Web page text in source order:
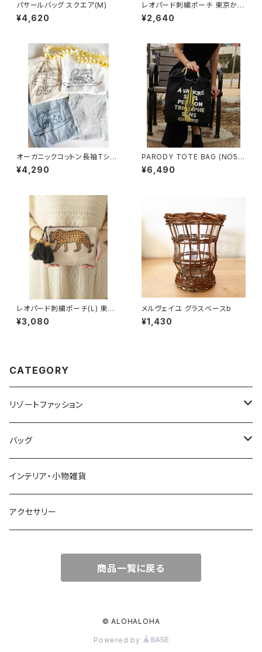
パサールバッグ スクエア(M)
¥4,620
レオパード刺繍ポーチ 東京かん
かん
¥2,640
オーガニックコットン長袖Tシャ
ツ
¥4,290
PARODY TOTE BAG (NO5 P
ARIS)
¥6,490
レオパード刺繍ポーチ(L) 東京
かんかん
¥3,080
メルヴェイユ グラスベースb
¥1,430
CATEGORY
リゾートファッション
トップス
ワンピース
オールインワン
バッグ
かごバッグ
ポーチ・クラッチ
インテリア・小物雑貨
アクセサリー
商品一覧に戻る
© ALOHALOHA
Powered by